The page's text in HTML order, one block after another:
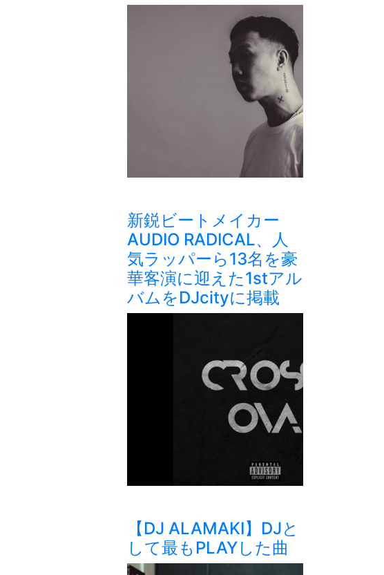
新鋭ビートメイカー
AUDIO RADICAL、人
気ラッパーら13名を豪
華客演に迎えた1stアル
バムをDJcityに掲載
【DJ ALAMAKI】DJと
して最もPLAYした曲